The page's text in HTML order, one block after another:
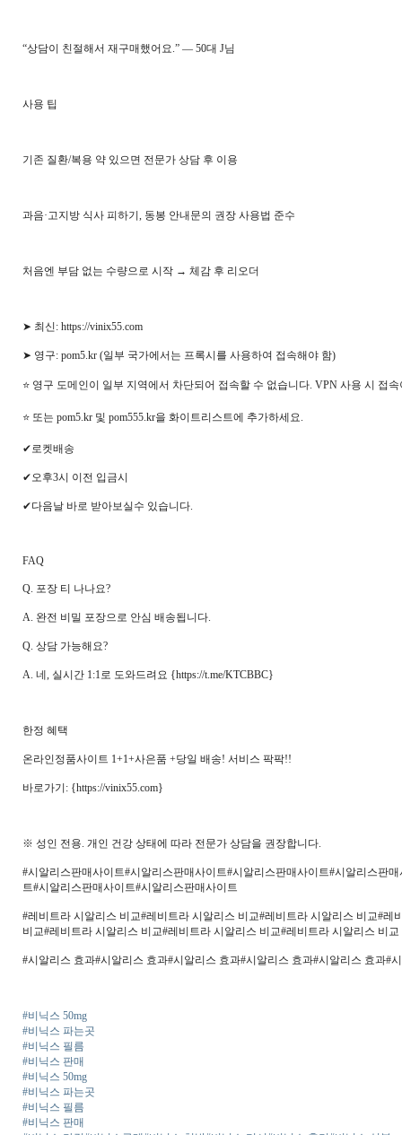
“상담이 친절해서 재구매했어요.” — 50대 J님
사용 팁
기존 질환/복용 약 있으면 전문가 상담 후 이용
과음·고지방 식사 피하기, 동봉 안내문의 권장 사용법 준수
처음엔 부담 없는 수량으로 시작 → 체감 후 리오더
➤ 최신: https://vinix55.com
➤ 영구: pom5.kr (일부 국가에서는 프록시를 사용하여 접속해야 함)
⭐ 영구 도메인이 일부 지역에서 차단되어 접속할 수 없습니다. VPN 사용 시 접
⭐ 또는 pom5.kr 및 pom555.kr을 화이트리스트에 추가하세요.
✔로켓배송
✔오후3시 이전 입금시
✔다음날 바로 받아보실수 있습니다.
FAQ
Q. 포장 티 나나요?
A. 완전 비밀 포장으로 안심 배송됩니다.
Q. 상담 가능해요?
A. 네, 실시간 1:1로 도와드려요 {https://t.me/KTCBBC}
한정 혜택
온라인정­품사이트 1+1+사은품 +당일 배송! 서비스 팍팍!!
바로가기: {https://vinix55.com}
※ 성인 전용. 개인 건강 상태에 따라 전문가 상담을 권장합니다.
#시알리스판매사이트#시알리스판매사이트#시알리스판매사이트#시알리스판
트#시알리스판매사이트#시알리스판매사이트
#레비트라 시알리스 비교#레비트라 시알리스 비교#레비트라 시알리스 비교#
비교#레비트라 시알리스 비교#레비트라 시알리스 비교#레비트라 시알리스 비교
#시알리스 효과#시알리스 효과#시알리스 효과#시알리스 효과#시알리스 효과
#비닉스 50mg
#비닉스 파는곳
#비닉스 필름
#비닉스 판매
#비닉스 50mg
#비닉스 파는곳
#비닉스 필름
#비닉스 판매